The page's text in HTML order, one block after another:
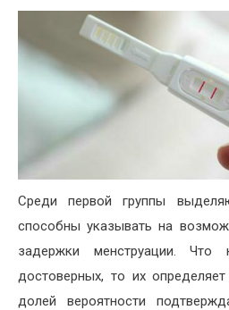
Среди первой группы
способны указывать на
задержки менструации. Что
достоверных, то их
долей вероятности